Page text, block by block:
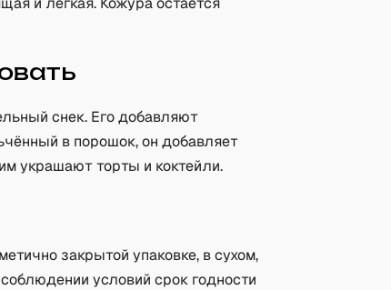
снек. Его добавляют
в порошок, он добавляет
украшают торты и коктейли.
закрытой упаковке, в сухом,
условий срок годности